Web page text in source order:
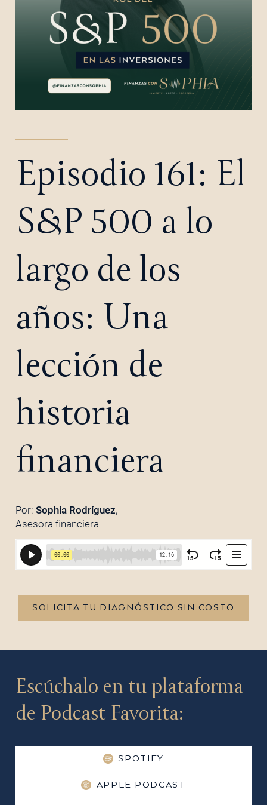
Episodio 161: El
S&P 500 a lo
largo de los
años: Una
lección de
historia
financiera
Por: Sophia Rodríguez,
Asesora financiera
SOLICITA TU DIAGNÓSTICO SIN COSTO
Escúchalo en tu plataforma
de Podcast Favorita:
SPOTIFY
APPLE PODCAST